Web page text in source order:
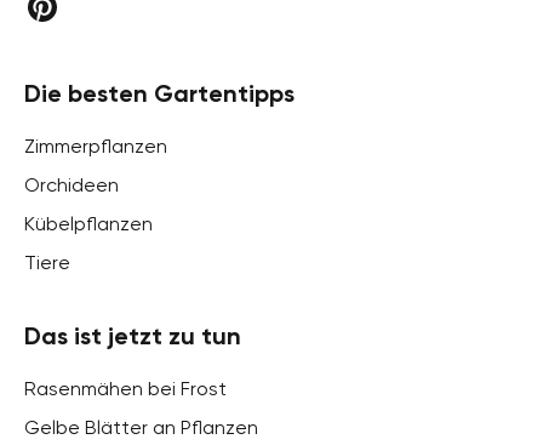
Die besten Gartentipps
Zimmerpflanzen
Orchideen
Kübelpflanzen
Tiere
Das ist jetzt zu tun
Rasenmähen bei Frost
Gelbe Blätter an Pflanzen